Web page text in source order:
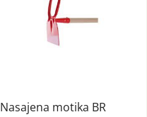
Nasajena motika BR